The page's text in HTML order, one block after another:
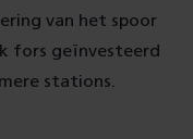
van het spoor
fors geïnvesteerd
stations.